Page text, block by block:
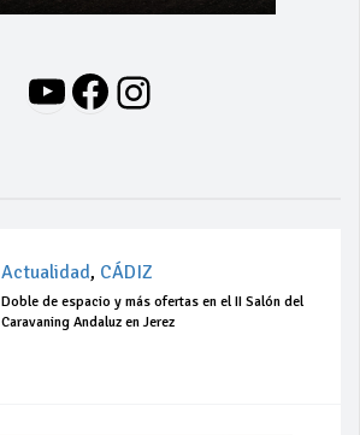
YouTube
Facebook
Instagram
Actualidad, CÁDIZ
Doble de espacio y más ofertas en el II Salón del
Caravaning Andaluz en Jerez